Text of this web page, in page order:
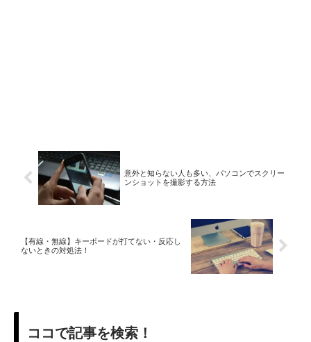
意外と知らない人も多い、パソコンでスクリー
ンショットを撮影する方法
【有線・無線】キーボードが打てない・反応し
ないときの対処法！
ココで記事を検索！